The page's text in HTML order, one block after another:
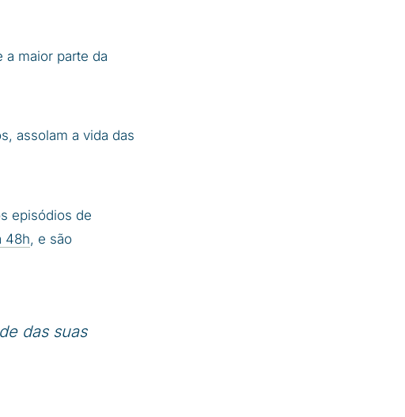
a maior parte da
assolam a vida das
episódios de
48h, e são
das suas